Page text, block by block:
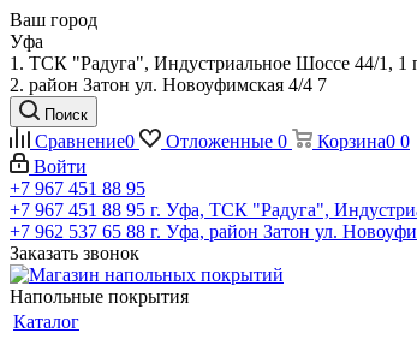
Ваш город
Уфа
1. ТСК "Радуга", Индустриальное Шоссе 44/1, 1
2. район Затон ул. Новоуфимская 4/4 7
Поиск
Сравнение0 Отложенные 0 Корзина0 0
Войти
+7 967 451 88 95
+7 967 451 88 95 г. Уфа, ТСК "Радуга",
+7 962 537 65 88 г. Уфа, район Затон ул.
Заказать звонок
Напольные покрытия
Каталог